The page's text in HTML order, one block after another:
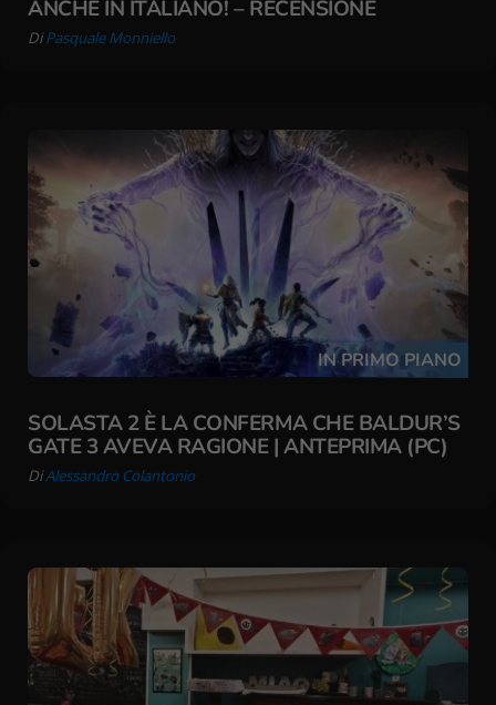
ANCHE IN ITALIANO! – RECENSIONE
DiPasquale Monniello
IN PRIMO PIANO
SOLASTA 2 È LA CONFERMA CHE BALDUR’S
GATE 3 AVEVA RAGIONE | ANTEPRIMA (PC)
DiAlessandro Colantonio